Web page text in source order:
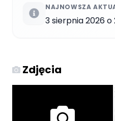
NAJNOWSZA
3 sierpnia 2026 o
Zdjęcia